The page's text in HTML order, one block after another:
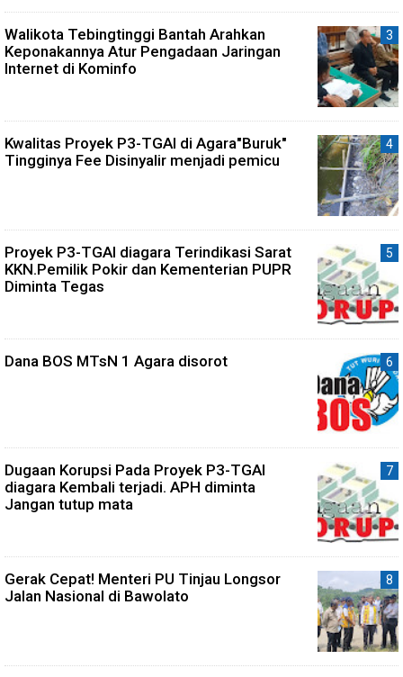
Walikota Tebingtinggi Bantah Arahkan
Keponakannya Atur Pengadaan Jaringan
Internet di Kominfo
Kwalitas Proyek P3-TGAI di Agara"Buruk"
Tingginya Fee Disinyalir menjadi pemicu
Proyek P3-TGAI diagara Terindikasi Sarat
KKN.Pemilik Pokir dan Kementerian PUPR
Diminta Tegas
Dana BOS MTsN 1 Agara disorot
Dugaan Korupsi Pada Proyek P3-TGAI
diagara Kembali terjadi. APH diminta
Jangan tutup mata
Gerak Cepat! Menteri PU Tinjau Longsor
Jalan Nasional di Bawolato